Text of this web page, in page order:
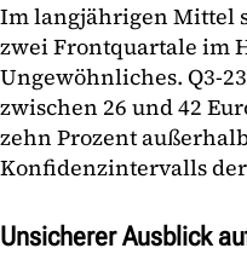
Im langjährigen Mittel
zwei Frontquartale im
Ungewöhnliches. Q3-
zwischen 26 und 42
zehn Prozent
Konfidenzintervalls der
Unsicherer Ausblick